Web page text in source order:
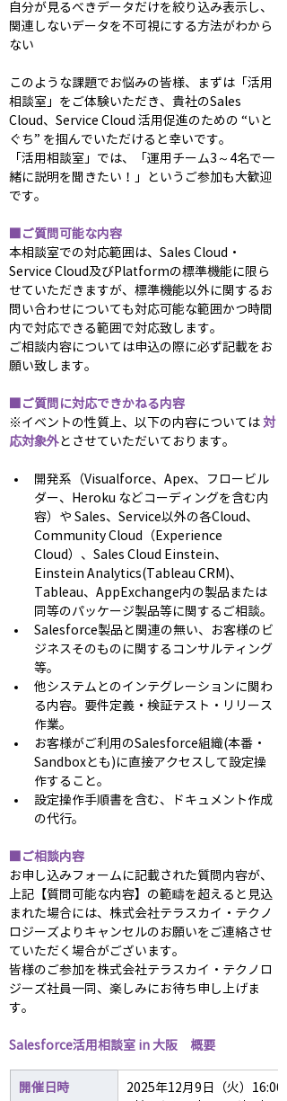
自分が見るべきデータだけを絞り込み表示し、
関連しないデータを不可視にする方法がわから
ない
このような課題でお悩みの皆様、まずは「活用
相談室」をご体験いただき、貴社のSales
Cloud、Service Cloud 活用促進のための “いと
ぐち” を掴んでいただけると幸いです。
「活用相談室」では、「運用チーム3～4名で一
緒に説明を聞きたい！」というご参加も大歓迎
です。
■ご質問可能な内容
本相談室での対応範囲は、Sales Cloud・
Service Cloud及びPlatformの標準機能に限ら
せていただきますが、標準機能以外に関するお
問い合わせについても対応可能な範囲かつ時間
内で対応できる範囲で対応致します。
ご相談内容については申込の際に必ず記載をお
願い致します。
■ご質問に対応できかねる内容
※イベントの性質上、以下の内容については 対
応対象外とさせていただいております。
開発系（Visualforce、Apex、フロービル
ダー、Heroku などコーディングを含む内
容）や Sales、Service以外の各Cloud、
Community Cloud（Experience
Cloud）、Sales Cloud Einstein、
Einstein Analytics(Tableau CRM)、
Tableau、AppExchange内の製品または
同等のパッケージ製品等に関するご相談。
Salesforce製品と関連の無い、お客様のビ
ジネスそのものに関するコンサルティング
等。
他システムとのインテグレーションに関わ
る内容。要件定義・検証テスト・リリース
作業。
お客様がご利用のSalesforce組織(本番・
Sandboxとも)に直接アクセスして設定操
作すること。
設定操作手順書を含む、ドキュメント作成
の代行。
■ご相談内容
お申し込みフォームに記載された質問内容が、
上記【質問可能な内容】の範疇を超えると見込
まれた場合には、株式会社テラスカイ・テクノ
ロジーズよりキャンセルのお願いをご連絡させ
ていただく場合がございます。
皆様のご参加を株式会社テラスカイ・テクノロ
ジーズ社員一同、楽しみにお待ち申し上げま
す。
Salesforce活用相談室 in 大阪　概要
開催日時
2025年12月9日（火）16:00